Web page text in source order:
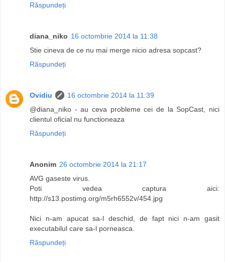
Răspundeți
diana_niko 16 octombrie 2014 la 11:38
Stie cineva de ce nu mai merge nicio adresa sopcast?
Răspundeți
Ovidiu
16 octombrie 2014 la 11:39
@diana_niko - au ceva probleme cei de la SopCast, nici
clientul oficial nu functioneaza
Răspundeți
Anonim 26 octombrie 2014 la 21:17
AVG gaseste virus.
Poti vedea captura aici:
http://s13.postimg.org/m5rh6552v/454.jpg
Nici n-am apucat sa-l deschid, de fapt nici n-am gasit
executabilul care sa-l porneasca.
Răspundeți